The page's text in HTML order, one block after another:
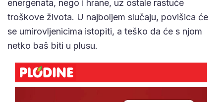
energenata, nego i hrane, uz ostale rastuće
troškove života. U najboljem slučaju, povišica će
se umirovljenicima istopiti, a teško da će s njom
netko baš biti u plusu.